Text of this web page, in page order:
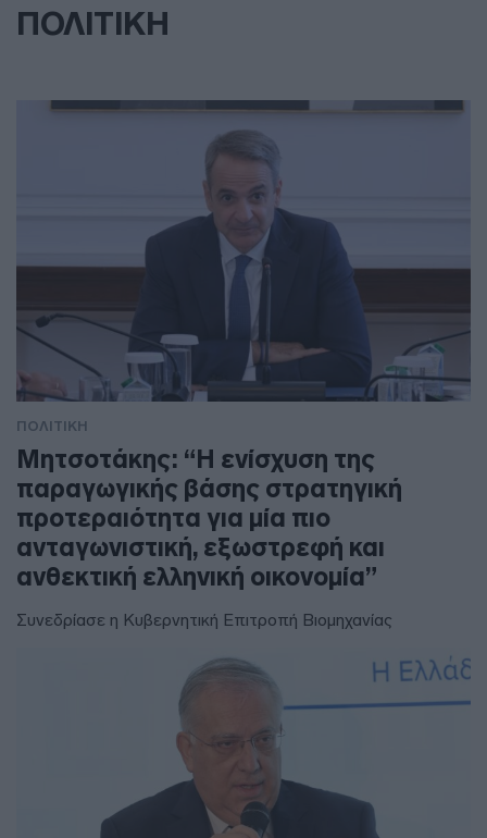
ΠΟΛΙΤΙΚΗ
ΠΟΛΙΤΙΚΗ
Μητσοτάκης: “Η ενίσχυση της
παραγωγικής βάσης στρατηγική
προτεραιότητα για μία πιο
ανταγωνιστική, εξωστρεφή και
ανθεκτική ελληνική οικονομία”
Συνεδρίασε η Κυβερνητική Επιτροπή Βιομηχανίας